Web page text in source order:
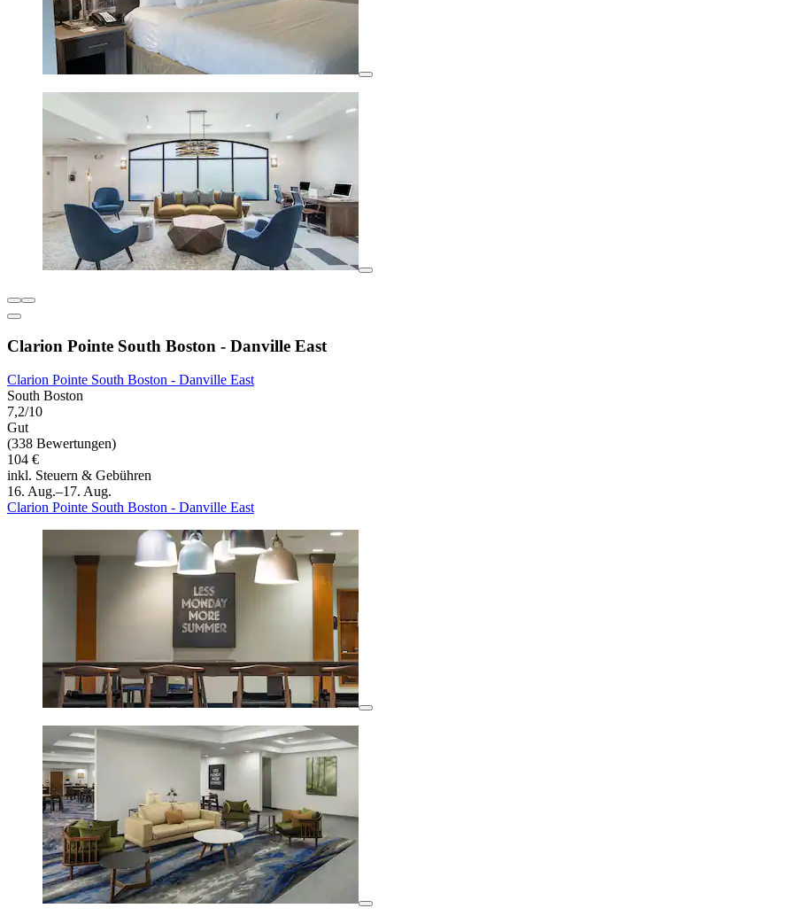
Clarion Pointe South Boston - Danville East
Clarion Pointe South Boston - Danville East
South Boston
7,2/10
Gut
(338 Bewertungen)
104 €
inkl. Steuern & Gebühren
16. Aug.–17. Aug.
Clarion Pointe South Boston - Danville East